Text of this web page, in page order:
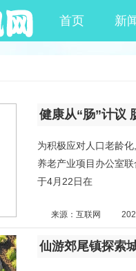
首页 新
健康从“肠”计议
为积极应对人口老龄
养老产业项目办公室
于4月22日在
来源：互联网
仙游郊尾镇探索